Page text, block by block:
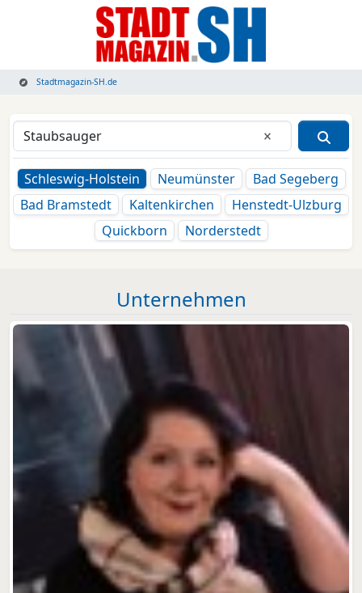
Stadtmagazin-SH.de
Eingabe
Schleswig-Holstein
Neumünster
Bad Segeberg
Bad Bramstedt
Kaltenkirchen
Henstedt-Ulzburg
Quickborn
Norderstedt
Unternehmen